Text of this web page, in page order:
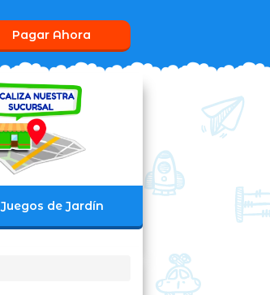
Pagar Ahora
Juegos de Jardín